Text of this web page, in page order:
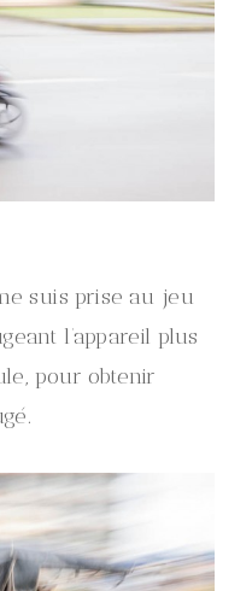
suis prise au jeu
l’appareil plus
pour obtenir